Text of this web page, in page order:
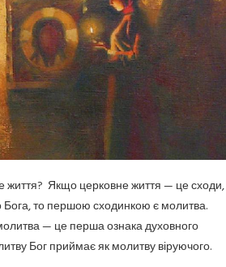
життя? Якщо церковне життя — це сходи,
то першою сходинкою є молитва.
— це перша ознака духовного
Бог приймає як молитву віруючого.